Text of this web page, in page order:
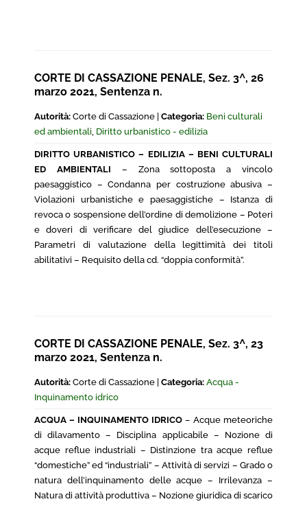
CORTE DI CASSAZIONE PENALE, Sez. 3^, 26
marzo 2021, Sentenza n.
Autorità: Corte di Cassazione | Categoria: Beni culturali
ed ambientali, Diritto urbanistico - edilizia
DIRITTO URBANISTICO – EDILIZIA – BENI CULTURALI
ED AMBIENTALI – Zona sottoposta a vincolo
paesaggistico – Condanna per costruzione abusiva –
Violazioni urbanistiche e paesaggistiche – Istanza di
revoca o sospensione dell’ordine di demolizione – Poteri
e doveri di verificare del giudice dell’esecuzione –
Parametri di valutazione della legittimità dei titoli
abilitativi – Requisito della cd. “doppia conformità”.
CORTE DI CASSAZIONE PENALE, Sez. 3^, 23
marzo 2021, Sentenza n.
Autorità: Corte di Cassazione | Categoria: Acqua -
Inquinamento idrico
ACQUA – INQUINAMENTO IDRICO – Acque meteoriche
di dilavamento – Disciplina applicabile – Nozione di
acque reflue industriali – Distinzione tra acque reflue
“domestiche” ed “industriali” – Attività di servizi – Grado o
natura dell’inquinamento delle acque – Irrilevanza –
Natura di attività produttiva – Nozione giuridica di scarico